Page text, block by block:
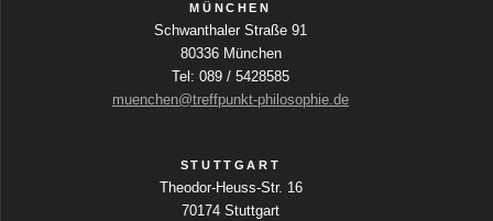
MÜNCHEN
Schwanthaler Straße 91
80336 München
Tel: 089 / 5428585
muenchen@treffpunkt-philosophie.de
STUTTGART
Theodor-Heuss-Str. 16
70174 Stuttgart